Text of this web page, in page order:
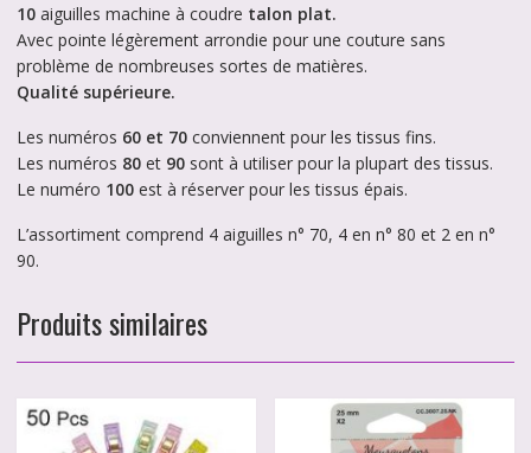
10aiguilles machine à coudre talon plat.
Avec pointe légèrement arrondie pour une couture sans
problème de nombreuses sortes de matières.
Qualité supérieure.
Les numéros 60 et 70conviennent pour les tissus fins.
Les numéros 80et 90sont à utiliser pour la plupart des tissus.
Le numéro 100est à réserver pour les tissus épais.
L’assortiment comprend 4 aiguilles n° 70, 4 en n° 80 et 2 en n°
90.
Produits similaires